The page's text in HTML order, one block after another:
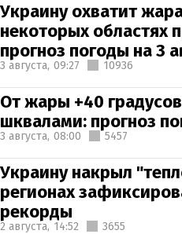
Украину охватит
некоторых областях
прогноз погоды на 3
3 августа, 09:27 10936
От жары +40
шквалами: прогноз
3 августа, 08:00 5457
Украину накрыл
регионах
рекорды
2 августа, 14:52 3655